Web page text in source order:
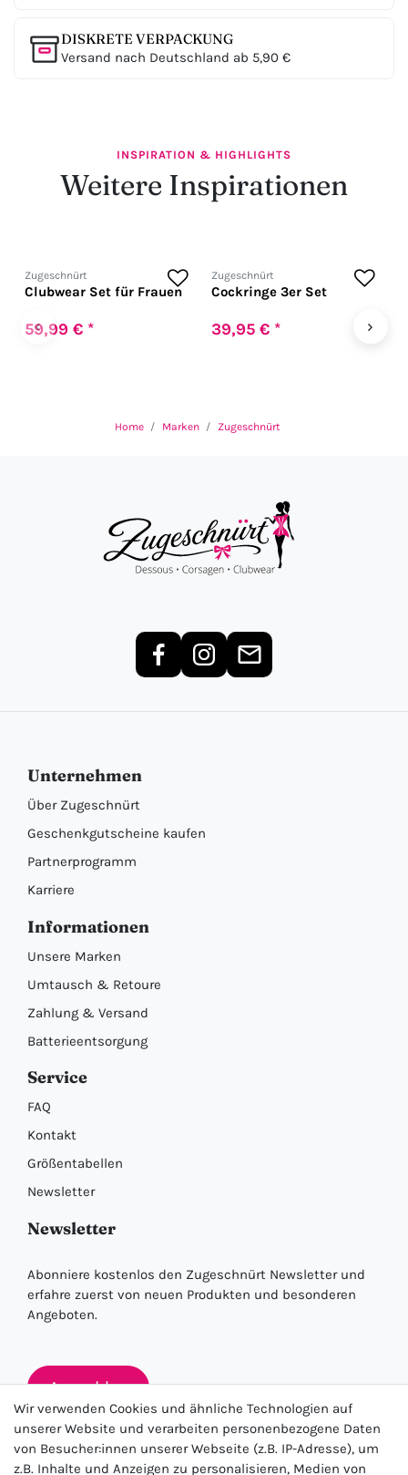
DISKRETE VERPACKUNG
Versand nach Deutschland ab 5,90 €
INSPIRATION & HIGHLIGHTS
Weitere Inspirationen
‹
Zugeschnürt
Clubwear Set für Frauen
59,99 € *
Zugeschnürt
Cockringe 3er Set
39,95 € * ›
Home Marken Zugeschnürt
Unternehmen
Über Zugeschnürt
Geschenkgutscheine kaufen
Partnerprogramm
Karriere
Informationen
Unsere Marken
Umtausch & Retoure
Zahlung & Versand
Batterieentsorgung
Service
FAQ
Kontakt
Größentabellen
Newsletter
Newsletter
Abonniere kostenlos den Zugeschnürt Newsletter und
erfahre zuerst von neuen Produkten und besonderen
Angeboten.
Anmelden
★★★★★
Wir verwenden Cookies und ähnliche Technologien auf
unserer Website und verarbeiten personenbezogene Daten
von Besucher:innen unserer Webseite (z.B. IP-Adresse), um
z.B. Inhalte und Anzeigen zu personalisieren, Medien von